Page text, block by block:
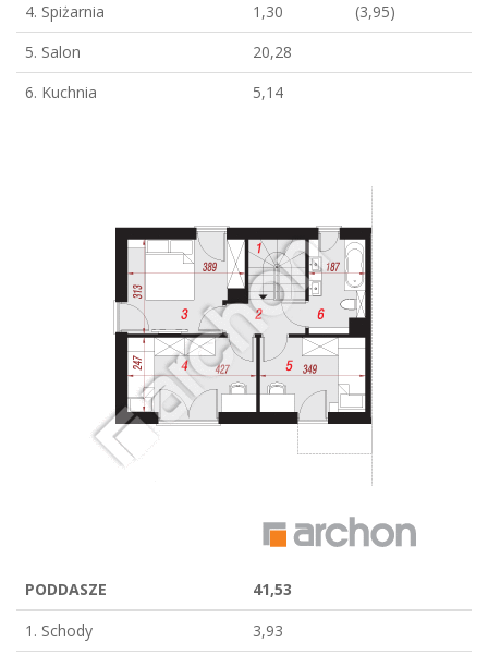
4. Spiżarnia 1,30
(3,95)
5. Salon
20,28
6. Kuchnia
5,14
PODDASZE
41,53
1. Schody
3,93